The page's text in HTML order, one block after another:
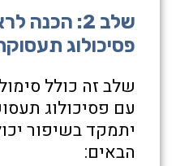
שלב 2: הכנה
פסיכולוג
שלב זה כולל
עם פסיכולוג
יתמקד בשיפור
הבאים: